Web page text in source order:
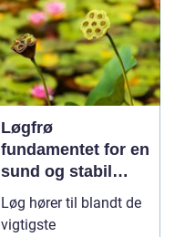
Løgfrø
fundamentet for en
sund og stabil
løgavl
Løg hører til blandt de
vigtigste